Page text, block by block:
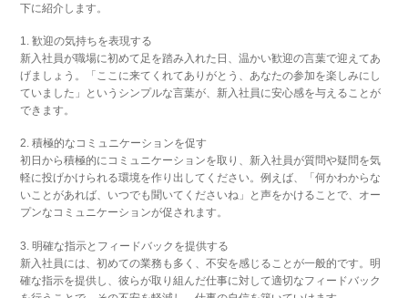
下に紹介します。
1. 歓迎の気持ちを表現する
新入社員が職場に初めて足を踏み入れた日、温かい歓迎の言葉で迎えてあ
げましょう。「ここに来てくれてありがとう、あなたの参加を楽しみにし
ていました」というシンプルな言葉が、新入社員に安心感を与えることが
できます。
2. 積極的なコミュニケーションを促す
初日から積極的にコミュニケーションを取り、新入社員が質問や疑問を気
軽に投げかけられる環境を作り出してください。例えば、「何かわからな
いことがあれば、いつでも聞いてくださいね」と声をかけることで、オー
プンなコミュニケーションが促されます。
3. 明確な指示とフィードバックを提供する
新入社員には、初めての業務も多く、不安を感じることが一般的です。明
確な指示を提供し、彼らが取り組んだ仕事に対して適切なフィードバック